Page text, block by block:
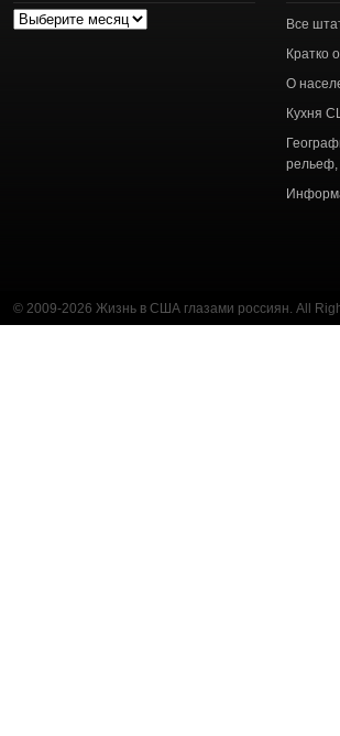
Архив
Все
Кратко
О
Кухня
рельеф,
© 2009-2026 Жизнь в США глазами россиян. All